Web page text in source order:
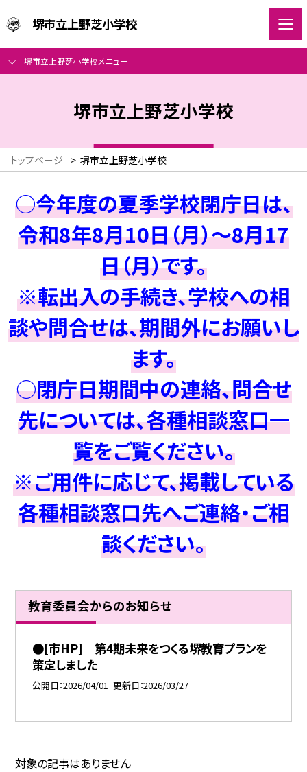
堺市立上野芝小学校
堺市立上野芝小学校メニュー
堺市立上野芝小学校
トップページ > 堺市立上野芝小学校
○今年度の夏季学校閉庁日は、
令和8年8月10日（月）～8月17
日（月）です。
※転出入の手続き、学校への相
談や問合せは、期間外にお願いし
ます。
○閉庁日期間中の連絡、問合せ
先については、各種相談窓口一
覧をご覧ください。
※ご用件に応じて、掲載している
各種相談窓口先へご連絡・ご相
談ください。
教育委員会からのお知らせ
●[市HP] 第4期未来をつくる堺教育プランを
策定しました
公開日 2026/04/01 更新日 2026/03/27
対象の記事はありません